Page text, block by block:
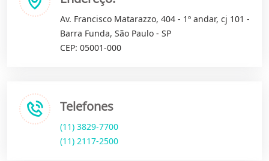
Av. Francisco Matarazzo, 404 - 1º andar, cj 101 -
Barra Funda, São Paulo - SP
CEP: 05001-000
Telefones
(11) 3829-7700
(11) 2117-2500